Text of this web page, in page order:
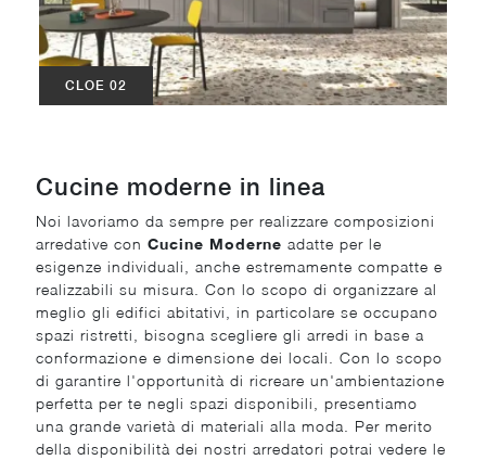
CLOE 02
Cucine moderne in linea
Noi lavoriamo da sempre per realizzare composizioni
arredative conCucine Moderne adatte per le
esigenze individuali, anche estremamente compatte e
realizzabili su misura. Con lo scopo di organizzare al
meglio gli edifici abitativi, in particolare se occupano
spazi ristretti, bisogna scegliere gli arredi in base a
conformazione e dimensione dei locali. Con lo scopo
di garantire l'opportunità di ricreare un'ambientazione
perfetta per te negli spazi disponibili, presentiamo
una grande varietà di materiali alla moda. Per merito
della disponibilità dei nostri arredatori potrai vedere le